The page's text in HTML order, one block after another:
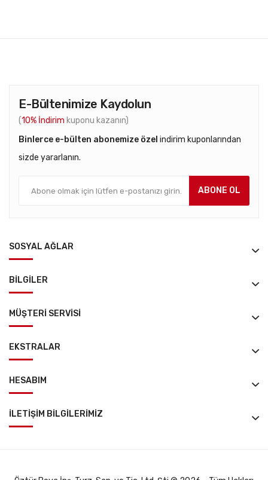
E-Bültenimize Kaydolun
(10% İndirim kuponu kazanın)
Binlerce e-bülten abonemize özel indirim kuponlarından
sizde yararlanın.
ABONE OL
SOSYAL AĞLAR
BILGILER
MÜŞTERI SERVISI
EKSTRALAR
HESABIM
İLETIŞIM BILGILERIMİZ